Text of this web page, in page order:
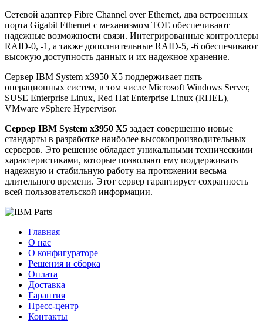
Сетевой адаптер Fibre Channel over Ethernet, два встроенных
порта Gigabit Ethernet с механизмом TOE обеспечивают
надежные возможности связи. Интегрированные контроллеры
RAID-0, -1, а также дополнительные RAID-5, -6 обеспечивают
высокую доступность данных и их надежное хранение.
Сервер IBM System x3950 X5 поддерживает пять
операционных систем, в том числе Microsoft Windows Server,
SUSE Enterprise Linux, Red Hat Enterprise Linux (RHEL),
VMware vSphere Hypervisor.
Сервер IBM System x3950 X5 задает совершенно новые
стандарты в разработке наиболее высокопроизводительных
серверов. Это решение обладает уникальными техническими
характеристиками, которые позволяют ему поддерживать
надежную и стабильную работу на протяжении весьма
длительного времени. Этот сервер гарантирует сохранность
всей пользовательской информации.
Главная
О нас
О конфигураторе
Решения и сборка
Оплата
Доставка
Гарантия
Пресс-центр
Контакты